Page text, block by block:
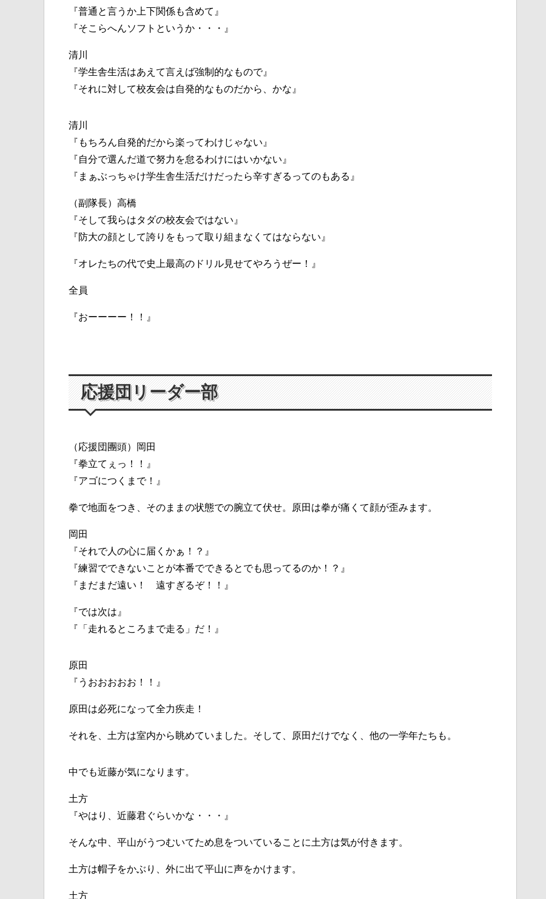
『普通と言うか上下関係も含めて』
『そこらへんソフトというか・・・』
清川
『学生舎生活はあえて言えば強制的なもので』
『それに対して校友会は自発的なものだから、かな』
清川
『もちろん自発的だから楽ってわけじゃない』
『自分で選んだ道で努力を怠るわけにはいかない』
『まぁぶっちゃけ学生舎生活だけだったら辛すぎるってのもある』
（副隊長）高橋
『そして我らはタダの校友会ではない』
『防大の顔として誇りをもって取り組まなくてはならない』
『オレたちの代で史上最高のドリル見せてやろうぜー！』
全員
『おーーーー！！』
応援団リーダー部
（応援団團頭）岡田
『拳立てぇっ！！』
『アゴにつくまで！』
拳で地面をつき、そのままの状態での腕立て伏せ。原田は拳が痛くて顔が歪みます。
岡田
『それで人の心に届くかぁ！？』
『練習でできないことが本番でできるとでも思ってるのか！？』
『まだまだ遠い！ 遠すぎるぞ！！』
『では次は』
『「走れるところまで走る」だ！』
原田
『うおおおおお！！』
原田は必死になって全力疾走！
それを、土方は室内から眺めていました。そして、原田だけでなく、他の一学年たちも。
中でも近藤が気になります。
土方
『やはり、近藤君ぐらいかな・・・』
そんな中、平山がうつむいてため息をついていることに土方は気が付きます。
土方は帽子をかぶり、外に出て平山に声をかけます。
土方